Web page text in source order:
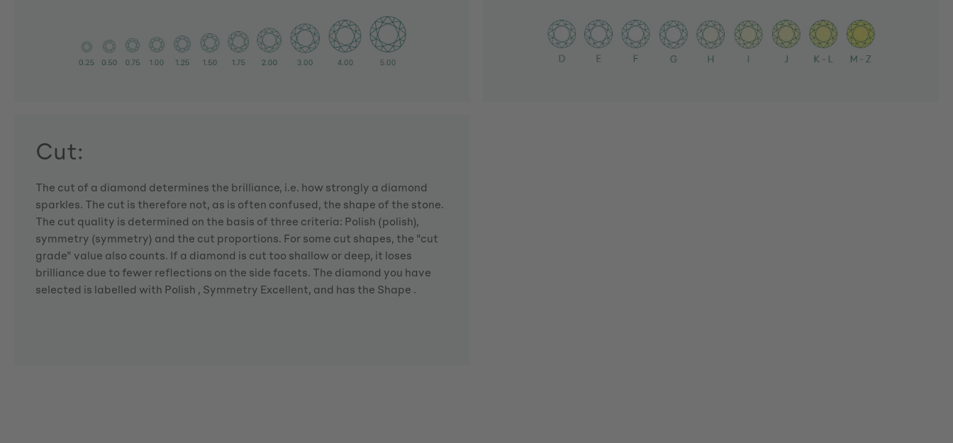
Cut:
The cut of a diamond determines the brilliance, i.e. how strongly a diamond
sparkles. The cut is therefore not, as is often confused, the shape of the stone.
The cut quality is determined on the basis of three criteria: Polish (polish),
symmetry (symmetry) and the cut proportions. For some cut shapes, the "cut
grade" value also counts. If a diamond is cut too shallow or deep, it loses
brilliance due to fewer reflections on the side facets. The diamond you have
selected is labelled with Polish , Symmetry Excellent, and has the Shape .